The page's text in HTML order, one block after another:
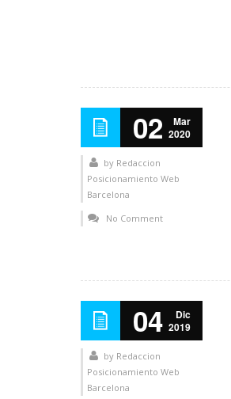
02
Mar
2020
by Redaccion
Posicionamiento Web
Barcelona
No Comment
04
Dic
2019
by Redaccion
Posicionamiento Web
Barcelona